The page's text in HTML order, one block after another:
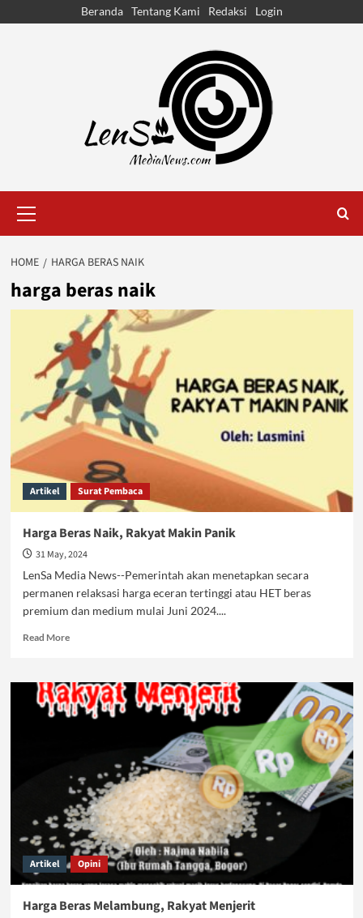
Beranda Tentang Kami Redaksi Login
Menu
HOME HARGA BERAS NAIK
harga beras naik
Artikel Surat Pembaca
Harga Beras Naik, Rakyat Makin Panik
31 May, 2024
LenSa Media News--Pemerintah akan menetapkan secara
permanen relaksasi harga eceran tertinggi atau HET beras
premium dan medium mulai Juni 2024....
Read MoreRead
Harga
Beras
Naik,
Artikel Opini
Harga Beras Melambung, Rakyat Menjerit